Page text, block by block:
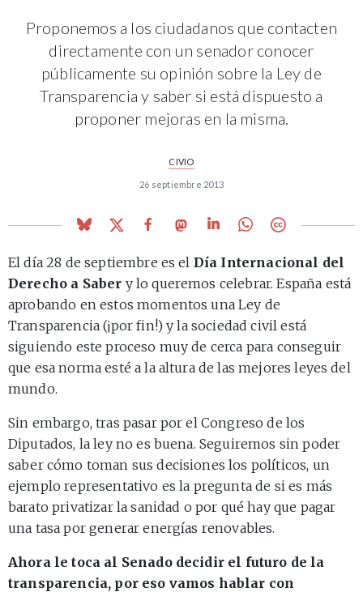
Proponemos a los ciudadanos que contacten
directamente con un senador conocer
públicamente su opinión sobre la Ley de
Transparencia y saber si está dispuesto a
proponer mejoras en la misma.
CIVIO
26 septiembre 2013
El día 28 de septiembre es el Día Internacional del
Derecho a Saber y lo queremos celebrar. España está
aprobando en estos momentos una Ley de
Transparencia (¡por fin!) y la sociedad civil está
siguiendo este proceso muy de cerca para conseguir
que esa norma esté a la altura de las mejores leyes del
mundo.
Sin embargo, tras pasar por el Congreso de los
Diputados, la ley no es buena. Seguiremos sin poder
saber cómo toman sus decisiones los políticos, un
ejemplo representativo es la pregunta de si es más
barato privatizar la sanidad o por qué hay que pagar
una tasa por generar energías renovables.
Ahora le toca al Senado decidir el futuro de la
transparencia, por eso vamos hablar con